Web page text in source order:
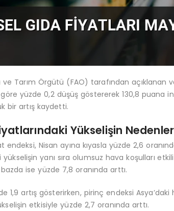
ve Tarım Örgütü (FAO) tarafından açıklanan
yüzde 0,2 düşüş göstererek 130,8 puana
bir artış kaydetti.
Yükselişin
endeksi, Nisan ayına kıyasla yüzde 2,6
yanı sıra olumsuz hava koşulları
ise yüzde 7,8 oranında arttı.
1,9 artış gösterirken, pirinç endeksi
etkisiyle yüzde 2,7 oranında arttı.